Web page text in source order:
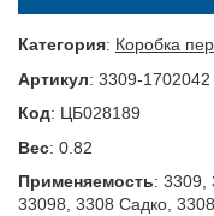
Категория: Коробка
Артикул: 3309-1702042
Код: ЦБ028189
Вес: 0.82
Применяемость: 3309,
33098, 3308 Садко,